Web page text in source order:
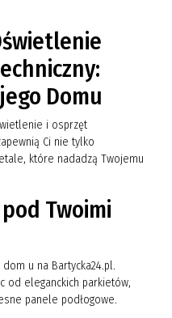
Domu
i osprzęt
Ci nie tylko
które nadadzą Twojemu
Twoimi
u na Bartycka24.pl.
od eleganckich parkietów,
panele podłogowe.